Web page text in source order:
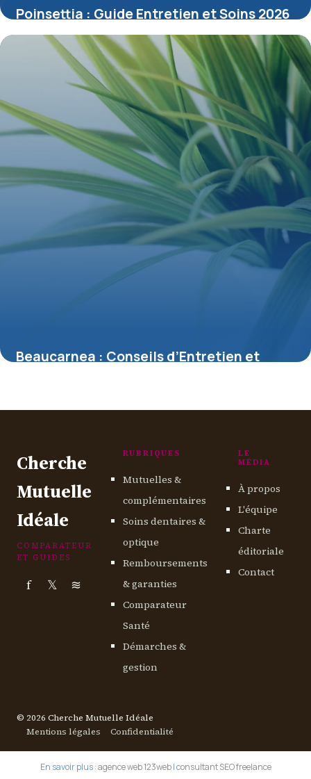
Poinsettia : Guide Entretien et Soins 2026
15 mai 2026
Beaucarnea : Conseils d’Entretien et
Cherche
Mutuelle
Idéale
COMPARATEUR
ET GUIDES
f 𝕏 ≋
RUBRIQUES
Mutuelles &
complémentaires
Soins dentaires &
optique
Remboursements
& garanties
Comparateur
Santé
Démarches &
gestion
LE
MÉDIA
À propos
L'équipe
Charte
éditoriale
Contact
© 2026 Cherche Mutuelle Idéale
Mentions légales
Confidentialité
En savoir plus :agence web 123web|consultant SEO freelance